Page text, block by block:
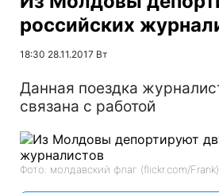
российских
18:30 28.11.2017 Вт
Данная поездка
связана с работой
Фото: молдавский флаг (flickr.com/Frank)